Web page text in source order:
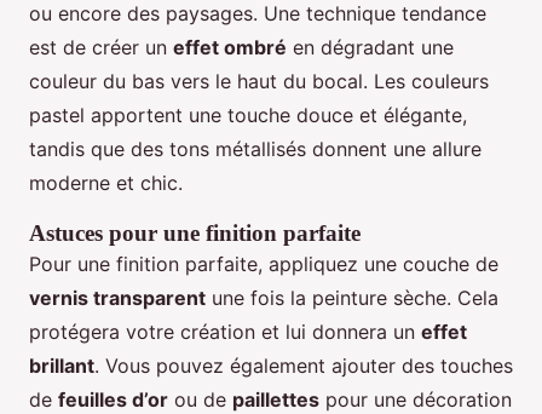
ou encore des paysages. Une technique tendance
est de créer un effet ombré en dégradant une
couleur du bas vers le haut du bocal. Les couleurs
pastel apportent une touche douce et élégante,
tandis que des tons métallisés donnent une allure
moderne et chic.
Astuces pour une finition parfaite
Pour une finition parfaite, appliquez une couche de
vernis transparent une fois la peinture sèche. Cela
protégera votre création et lui donnera un effet
brillant. Vous pouvez également ajouter des touches
de feuilles d’or ou de paillettes pour une décoration